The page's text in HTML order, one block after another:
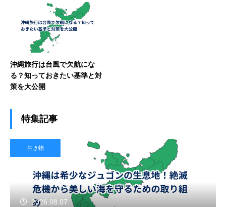
沖縄旅行は台風で欠航にな
る？知っておきたい基準と対
策を大公開
特集記事
生き物
2026.08.07